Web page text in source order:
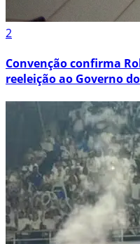
2
Convenção confirma
reeleição ao Governo